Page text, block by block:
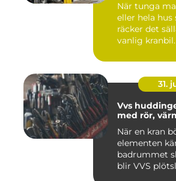
När tunga
eller hela hus
räcker det
vanlig
31.
Vvs huddinge trygg
med rör,
När en kran
elementen
badrummet
blir VVS